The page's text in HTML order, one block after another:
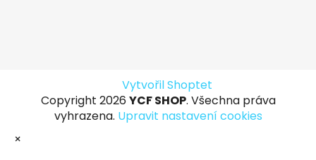
Vytvořil Shoptet
Copyright 2026 YCF SHOP. Všechna práva
vyhrazena. Upravit nastavení cookies
×